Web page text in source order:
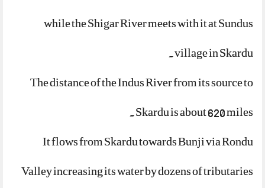
while the Shigar River meets with it at Sundus
village in Skardu.
The distance of the Indus River from its source to
Skardu is about 620 miles.
It flows from Skardu towards Bunji via Rondu
Valley increasing its water by dozens of tributaries